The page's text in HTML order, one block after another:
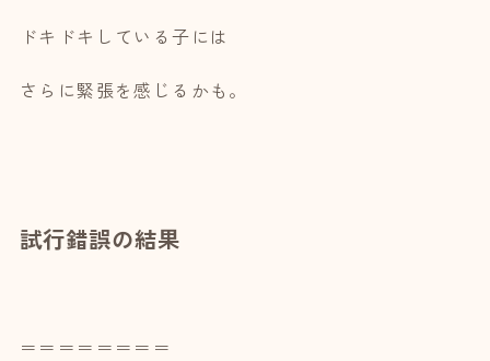
ドキドキしている子には
さらに緊張を感じるかも。
試行錯誤の結果
＝＝＝＝＝＝＝＝